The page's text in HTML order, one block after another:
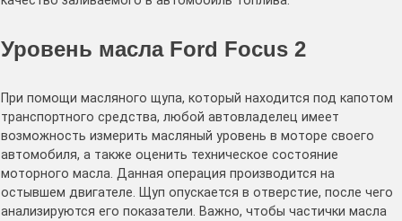
Уровень масла Ford Focus 2
При помощи масляного щупа, который находится под капотом
транспортного средства, любой автовладелец имеет
возможность измерить масляный уровень в моторе своего
автомобиля, а также оценить техническое состояние
моторного масла. Данная операция производится на
остывшем двигателе. Щуп опускается в отверстие, после чего
анализируются его показатели. Важно, чтобы частички масла